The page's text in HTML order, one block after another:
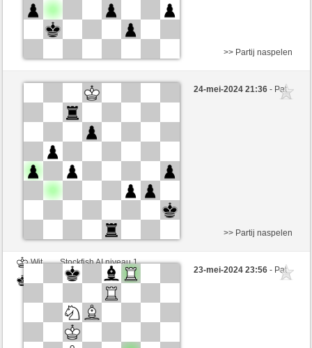
Wit
Stockfish AI niveau 1
BarbaraAk (1318)
>> Partij naspelen
24-mei-2024 21:36- Pat
Wit
Stockfish AI niveau 1
BarbaraAk (1305)
>> Partij naspelen
23-mei-2024 23:56- Pat